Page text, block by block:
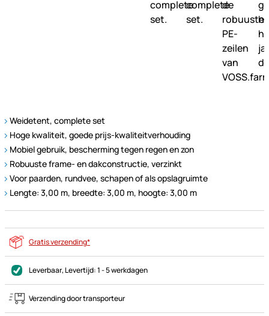
Weidetent, complete set
Hoge kwaliteit, goede prijs-kwaliteitverhouding
Mobiel gebruik, bescherming tegen regen en zon
Robuuste frame- en dakconstructie, verzinkt
Voor paarden, rundvee, schapen of als opslagruimte
Lengte: 3,00 m, breedte: 3,00 m, hoogte: 3,00 m
Gratis verzending*
Leverbaar, Levertijd:1 - 5 werkdagen
Verzending door transporteur